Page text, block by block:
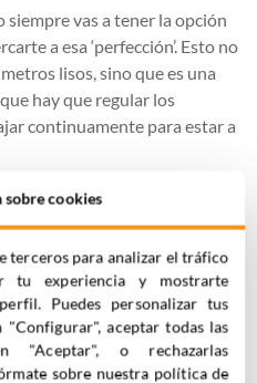
vas a tener la opción
a esa ‘perfección’. Esto no
lisos, sino que es una
hay que regular los
continuamente para estar a
un gran esfuerzo inicial si
los resultados y de
cometiendo. Por eso, es en
muy presente la
anteriormente y que nos
nuestra estrategia para
del cambiante entorno
cookies
terceros para analizar el tráfico
tu experiencia y mostrarte
Puedes personalizar tus
"Configurar", aceptar todas las
"Aceptar", o rechazarlas
sobre nuestra política de